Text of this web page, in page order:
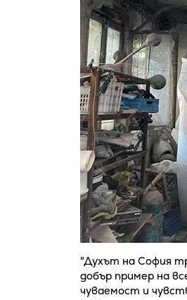
"Духът на София
добър пример на
чуваемост и